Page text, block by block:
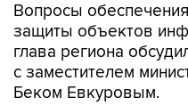
Вопросы
защиты объектов
глава региона
с заместителем
Беком Евкуровым.